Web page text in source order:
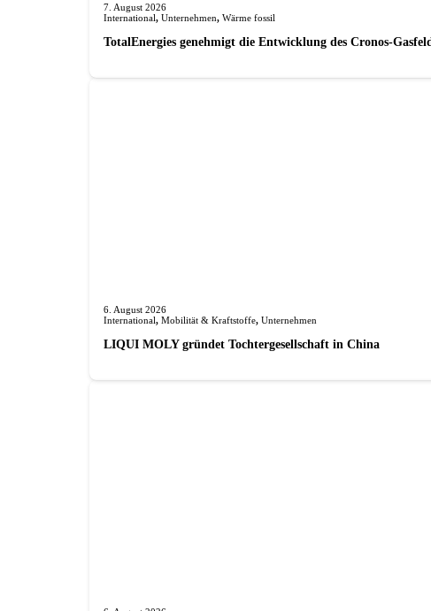
7. August 2026
International, Unternehmen, Wärme fossil
TotalEnergies genehmigt die Entwicklung des Cronos-
6. August 2026
International, Mobilität & Kraftstoffe, Unternehmen
LIQUI MOLY gründet Tochterge­sellschaft in China